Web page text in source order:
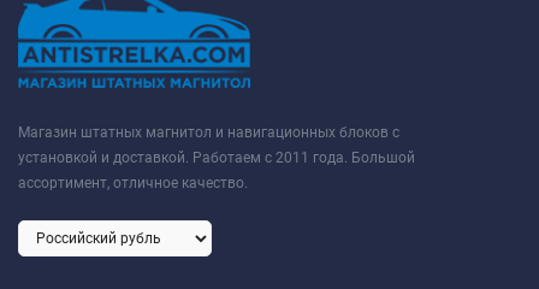
Магазин штатных магнитол и навигационных блоков с
установкой и доставкой. Работаем с 2011 года. Большой
ассортимент, отличное качество.